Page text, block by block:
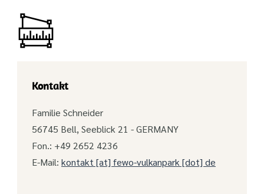
Kontakt
Familie Schneider
56745 Bell, Seeblick 21 - GERMANY
Fon.: +49 2652 4236
E-Mail: kontakt [at] fewo-vulkanpark [dot] de